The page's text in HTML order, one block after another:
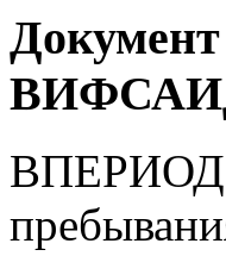
Д
ВПЕРИОД